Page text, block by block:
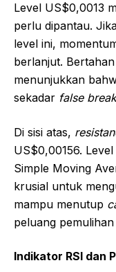
Level US$0,0013
perlu dipantau.
level ini,
berlanjut.
menunjukkan
sekadar false
Di sisi atas,
US$0,00156.
Simple Moving
krusial untuk
mampu menutup
peluang
Indikator RSI dan